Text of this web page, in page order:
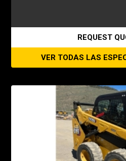
REQUEST
VER TODAS LAS